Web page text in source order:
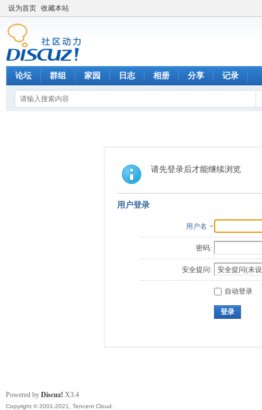
设为首页 收藏本站
论坛 群组 家园 日志 相册 分享 记录
请先登录后才能继续浏览
用户登录
用户名
密码:
安全提问:
自动登录
登录
Powered by Discuz! X3.4
Copyright © 2001-2021, Tencent Cloud.